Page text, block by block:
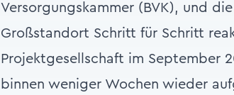
Versorgungskammer (BVK), und
Großstandort Schritt für Schritt
Projektgesellschaft im September
binnen weniger Wochen wieder